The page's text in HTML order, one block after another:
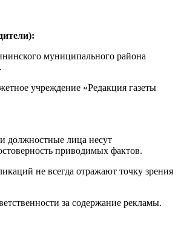
муниципального района
учреждение «Редакция газеты
должностные лица несут
приводимых фактов.
не всегда отражают точку зрения
за содержание рекламы.